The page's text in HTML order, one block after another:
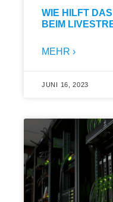
WIE HILFT
BEIM
MEHR ›
JUNI 16, 2023